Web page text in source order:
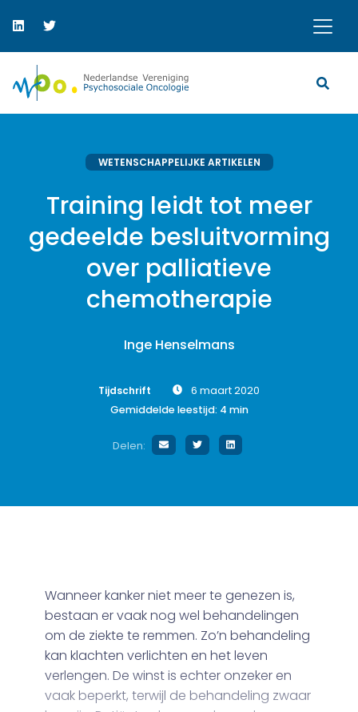
WETENSCHAPPELIJKE ARTIKELEN
Training leidt tot meer
gedeelde besluitvorming
over palliatieve
chemotherapie
Inge Henselmans
Tijdschrift
6 maart 2020
Gemiddelde leestijd: 4 min
Delen:
Wanneer kanker niet meer te genezen is,
bestaan er vaak nog wel behandelingen
om de ziekte te remmen. Zo’n behandeling
kan klachten verlichten en het leven
verlengen. De winst is echter onzeker en
vaak beperkt, terwijl de behandeling zwaar